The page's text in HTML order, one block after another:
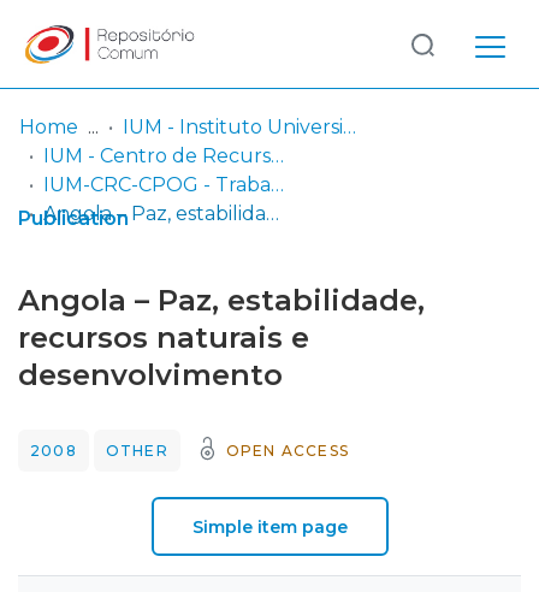
Communities
& Collections
Entities
Statistics
Log
In
(current)
Home
IUM - Instituto Universitário Militar
IUM - Centro de Recursos de Conhecimento
IUM-CRC-CPOG - Trabalhos de Investigação Individual
Angola – Paz, estabilidade, recursos naturais e desenvolvimento
Publication
Angola – Paz, estabilidade,
recursos naturais e
desenvolvimento
2008 OTHER OPEN ACCESS
Simple item page